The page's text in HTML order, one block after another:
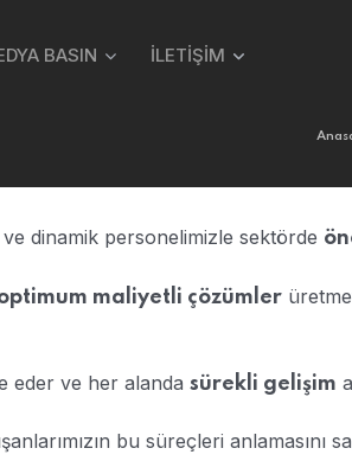
BASIN İLETİŞİM
ve dinamik personelimizle sektörde
maliyetli çözümler
eder ve her alanda sürekli gelişim
bu süreçleri anlamasını